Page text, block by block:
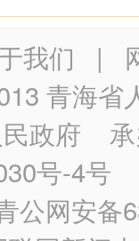
我们 |
青海省
政府 承
号-4号
公网安备